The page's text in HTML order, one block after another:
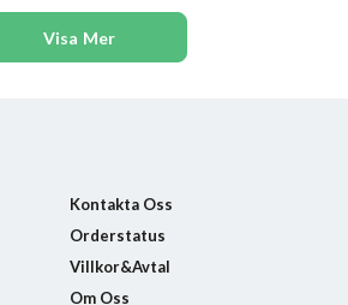
Visa Mer
Kontakta Oss
Orderstatus
Villkor&Avtal
Om Oss